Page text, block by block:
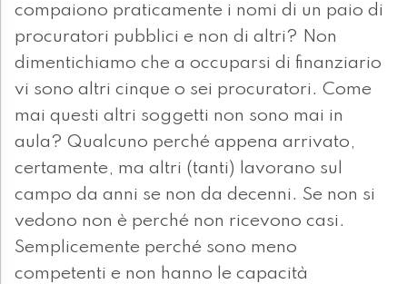
compaiono praticamente i nomi di un paio di
procuratori pubblici e non di altri? Non
dimentichiamo che a occuparsi di finanziario
vi sono altri cinque o sei procuratori. Come
mai questi altri soggetti non sono mai in
aula? Qualcuno perché appena arrivato,
certamente, ma altri (tanti) lavorano sul
campo da anni se non da decenni. Se non si
vedono non è perché non ricevono casi.
Semplicemente perché sono meno
competenti e non hanno le capacità